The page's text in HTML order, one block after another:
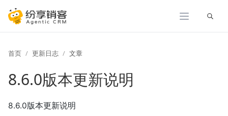
展开
首页 更新日志 文章
8.6.0版本更新说明
8.6.0版本更新说明